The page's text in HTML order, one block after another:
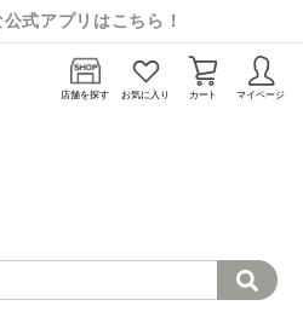
式アプリはこちら！
店舗を探す お気に入り カート マイページ